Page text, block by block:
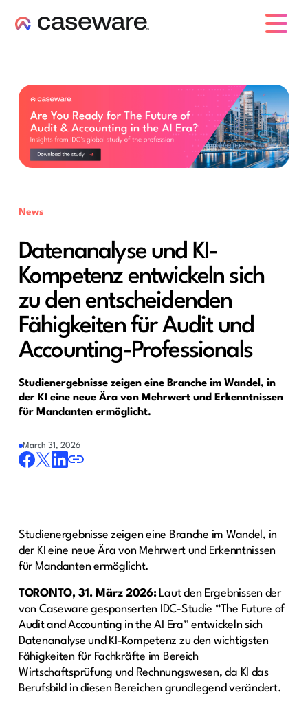
News
Datenanalyse und KI-
Kompetenz entwickeln sich
zu den entscheidenden
Fähigkeiten für Audit und
Accounting-Professionals
Studienergebnisse zeigen eine Branche im Wandel, in
der KI eine neue Ära von Mehrwert und Erkenntnissen
für Mandanten ermöglicht.
March 31, 2026
Studienergebnisse zeigen eine Branche im Wandel, in
der KI eine neue Ära von Mehrwert und Erkenntnissen
für Mandanten ermöglicht.
TORONTO, 31. März 2026:Laut den Ergebnissen der
von Caseware gesponserten IDC-Studie “The Future of
Audit and Accounting in the AI Era” entwickeln sich
Datenanalyse und KI-Kompetenz zu den wichtigsten
Fähigkeiten für Fachkräfte im Bereich
Wirtschaftsprüfung und Rechnungswesen, da KI das
Berufsbild in diesen Bereichen grundlegend verändert.